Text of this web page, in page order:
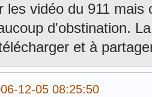
les vidéo du 911 mais
d'obstination.
et à
12-05 08:25:50